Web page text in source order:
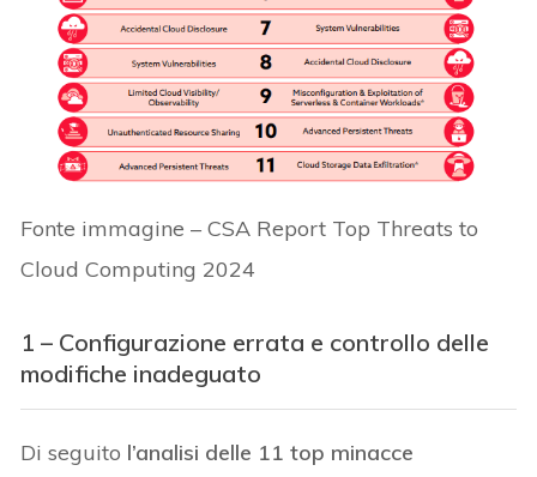
Fonte immagine – CSA Report Top Threats to
Cloud Computing 2024
1 – Configurazione errata e controllo delle
modifiche inadeguato
Di seguito l’analisi delle 11 top minacce